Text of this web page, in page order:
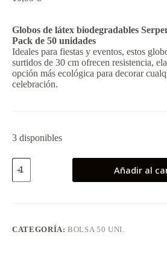
Globos de látex biodegradables
Pack de 50 unidades
Ideales para fiestas y eventos, estos
surtidos de 30 cm ofrecen resistencia,
opción más ecológica para decorar
celebración.
3 disponibles
Globos
latex
biodegradable
Mate
Añadir al
CATEGORÍA:BOLSA 50 UNI.